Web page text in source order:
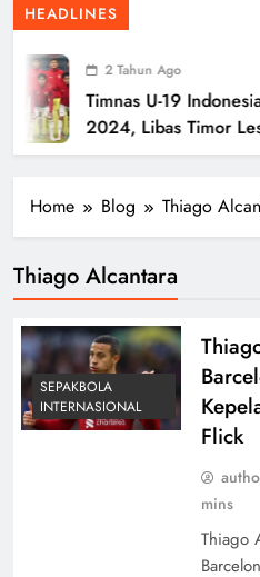
HEADLINES
2 Tahun Ago
Timnas U-19
2024, Libas Timor
Semifinal
Home Blog Thiago
Thiago Alcantara
SEPAKBOLA
INTERNASIONAL
Flick
mins
Thiago